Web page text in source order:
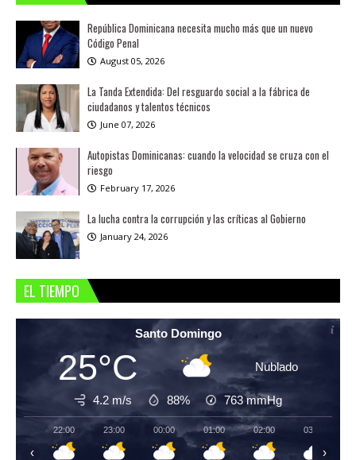
República Dominicana necesita mucho más que un nuevo
Código Penal
August 05, 2026
La Tanda Extendida: Del resguardo social a la fábrica de
ciudadanos y talentos técnicos
June 07, 2026
Autopistas Dominicanas: cuando la velocidad se cruza con el
riesgo
February 17, 2026
La lucha contra la corrupción y las críticas al Gobierno
January 24, 2026
EL TIEMPO
Santo Domingo
25°C Nublado
4.2 m/s 88% 763mmHg
22:00 23:00 00:00 01:00 02:00 03:00
‹ ›